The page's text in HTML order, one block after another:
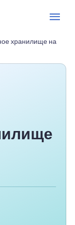
хранилище на